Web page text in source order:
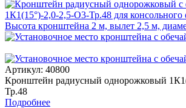
Артикул: 40800
Кронштейн радиусный однорожковый
Тр.48
Подробнее